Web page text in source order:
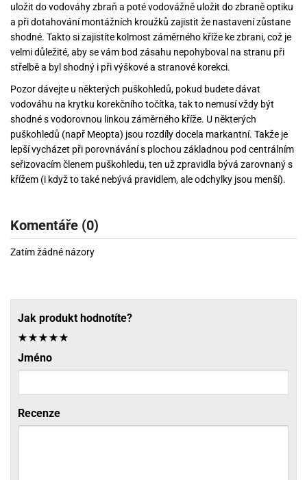
uložit do vodováhy zbraň a poté vodovážně uložit do zbraně optiku
a při dotahování montážních kroužků zajistit že nastavení zůstane
shodné. Takto si zajistíte kolmost záměrného kříže ke zbrani, což je
velmi důležité, aby se vám bod zásahu nepohyboval na stranu při
střelbě a byl shodný i při výškové a stranové korekci.
Pozor dávejte u některých puškohledů, pokud budete dávat
vodováhu na krytku korekčního točítka, tak to nemusí vždy být
shodné s vodorovnou linkou záměrného kříže. U některých
puškohledů (např Meopta) jsou rozdíly docela markantní. Takže je
lepší vycházet při porovnávání s plochou základnou pod centrálním
seřizovacím členem puškohledu, ten už zpravidla bývá zarovnaný s
křížem (i když to také nebývá pravidlem, ale odchylky jsou menší).
Komentáře (0)
Zatím žádné názory
Jak produkt hodnotíte?
Jméno
Recenze